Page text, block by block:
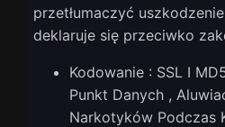
przetłumaczyć
deklaruje się przeciwko
Kodowanie : SSL I
Punkt Danych ,
Narkotyków Podczas